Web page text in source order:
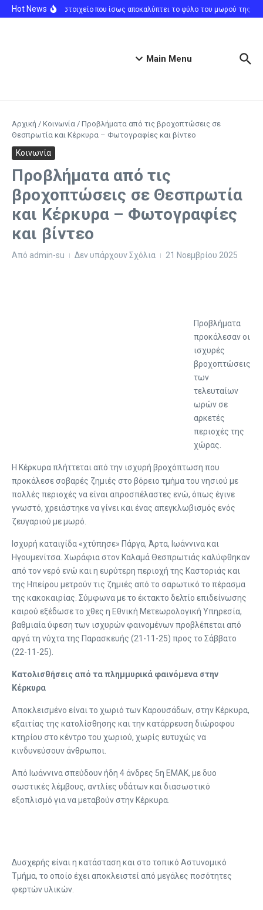
Μετάβαση στο περιεχόμενο
Hot News
Sienna Miller: Το στοιχείο που ίσως αποκαλύπτει το φύλο του μωρού της
Main Menu
Αρχική / Κοινωνία / Προβλήματα από τις βροχοπτώσεις σε
Θεσπρωτία και Κέρκυρα – Φωτογραφίες και βίντεο
Κοινωνία
Προβλήματα από τις
βροχοπτώσεις σε Θεσπρωτία
και Κέρκυρα – Φωτογραφίες
και βίντεο
Από admin-su Δεν υπάρχουν Σχόλια 21 Νοεμβρίου 2025
Προβλήματα
προκάλεσαν οι
ισχυρές
βροχοπτώσεις
των
τελευταίων
ωρών σε
αρκετές
περιοχές της
χώρας.
Η Κέρκυρα πλήττεται από την ισχυρή βροχόπτωση που
προκάλεσε σοβαρές ζημιές στο βόρειο τμήμα του νησιού με
πολλές περιοχές να είναι απροσπέλαστες ενώ, όπως έγινε
γνωστό, χρειάστηκε να γίνει και ένας απεγκλωβισμός ενός
ζευγαριού με μωρό.
Ισχυρή καταιγίδα «χτύπησε» Πάργα, Άρτα, Ιωάννινα και
Ηγουμενίτσα. Χωράφια στον Καλαμά Θεσπρωτιάς καλύφθηκαν
από τον νερό ενώ και η ευρύτερη περιοχή της Καστοριάς και
της Ηπείρου μετρούν τις ζημιές από το σαρωτικό το πέρασμα
της κακοκαιρίας. Σύμφωνα με το έκτακτο δελτίο επιδείνωσης
καιρού εξέδωσε το χθες η Εθνική Μετεωρολογική Υπηρεσία,
βαθμιαία ύφεση των ισχυρών φαινομένων προβλέπεται από
αργά τη νύχτα της Παρασκευής (21-11-25) προς το Σάββατο
(22-11-25).
Κατολισθήσεις από τα πλημμυρικά φαινόμενα στην
Κέρκυρα
Αποκλεισμένο είναι το χωριό των Καρουσάδων, στην Κέρκυρα,
εξαιτίας της κατολίσθησης και την κατάρρευση διώροφου
κτηρίου στο κέντρο του χωριού, χωρίς ευτυχώς να
κινδυνεύσουν άνθρωποι.
Από Ιωάννινα σπεύδουν ήδη 4 άνδρες 5η ΕΜΑΚ, με δυο
σωστικές λέμβους, αντλίες υδάτων και διασωστικό
εξοπλισμό για να μεταβούν στην Κέρκυρα.
Δυσχερής είναι η κατάσταση και στο τοπικό Αστυνομικό
Τμήμα, το οποίο έχει αποκλειστεί από μεγάλες ποσότητες
φερτών υλικών.